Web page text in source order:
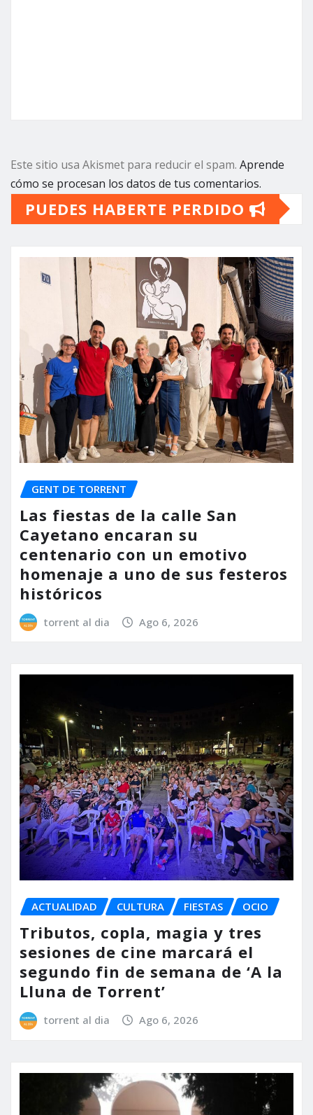
Este sitio usa Akismet para reducir el spam. Aprende
cómo se procesan los datos de tus comentarios.
PUEDES HABERTE PERDIDO
GENT DE TORRENT
Las fiestas de la calle San
Cayetano encaran su
centenario con un emotivo
homenaje a uno de sus festeros
históricos
torrent al dia Ago 6, 2026
ACTUALIDAD CULTURA FIESTAS OCIO
Tributos, copla, magia y tres
sesiones de cine marcará el
segundo fin de semana de ‘A la
Lluna de Torrent’
torrent al dia Ago 6, 2026